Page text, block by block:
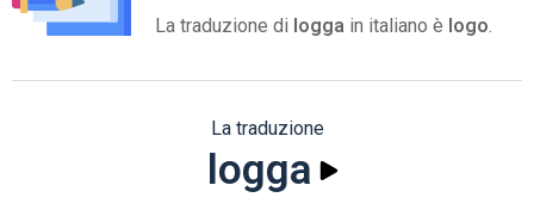
La traduzione di logga in italiano è logo.
La traduzione
logga